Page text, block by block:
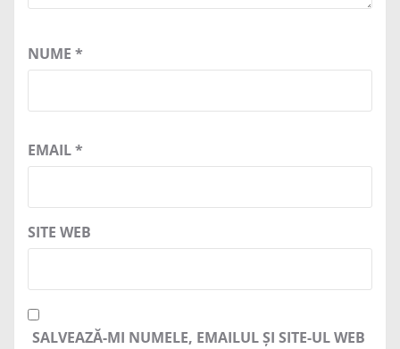
NUME *
EMAIL*
SITE WEB
SALVEAZĂ-MI NUMELE, EMAILUL ȘI SITE-UL WEB